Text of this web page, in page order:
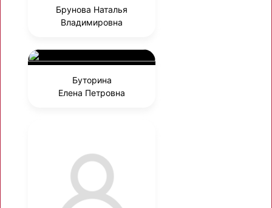
Брунова Наталья
Владимировна
Буторина
Елена Петровна